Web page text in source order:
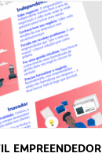
EMPREENDEDOR